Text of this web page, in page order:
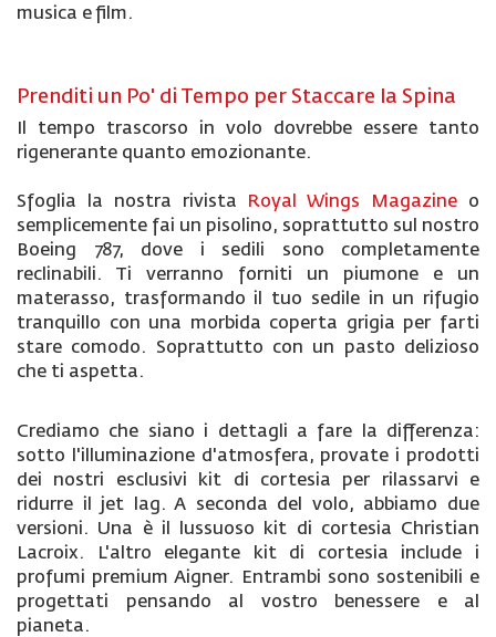
musica e film.
Prenditi un Po' di Tempo per Staccare la Spina
Il tempo trascorso in volo dovrebbe essere tanto
rigenerante quanto emozionante.
Sfoglia la nostra rivista Royal Wings Magazine o
semplicemente fai un pisolino, soprattutto sul nostro
Boeing 787, dove i sedili sono completamente
reclinabili. Ti verranno forniti un piumone e un
materasso, trasformando il tuo sedile in un rifugio
tranquillo con una morbida coperta grigia per farti
stare comodo. Soprattutto con un pasto delizioso
che ti aspetta.
Crediamo che siano i dettagli a fare la differenza:
sotto l'illuminazione d'atmosfera, provate i prodotti
dei nostri esclusivi kit di cortesia per rilassarvi e
ridurre il jet lag. A seconda del volo, abbiamo due
versioni. Una è il lussuoso kit di cortesia Christian
Lacroix. L'altro elegante kit di cortesia include i
profumi premium Aigner. Entrambi sono sostenibili e
progettati pensando al vostro benessere e al
pianeta.